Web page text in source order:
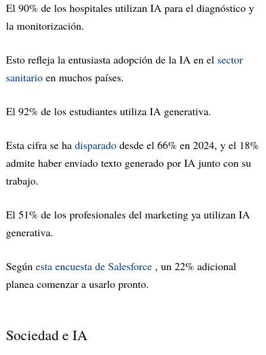
El 90% de los hospitales utilizan IA para el diagnóstico y
la monitorización.
Esto refleja la entusiasta adopción de la IA en el sector
sanitario en muchos países.
El 92% de los estudiantes utiliza IA generativa.
Esta cifra se ha disparado desde el 66% en 2024, y el 18%
admite haber enviado texto generado por IA junto con su
trabajo.
El 51% de los profesionales del marketing ya utilizan IA
generativa.
Según esta encuesta de Salesforce , un 22% adicional
planea comenzar a usarlo pronto.
Sociedad e IA